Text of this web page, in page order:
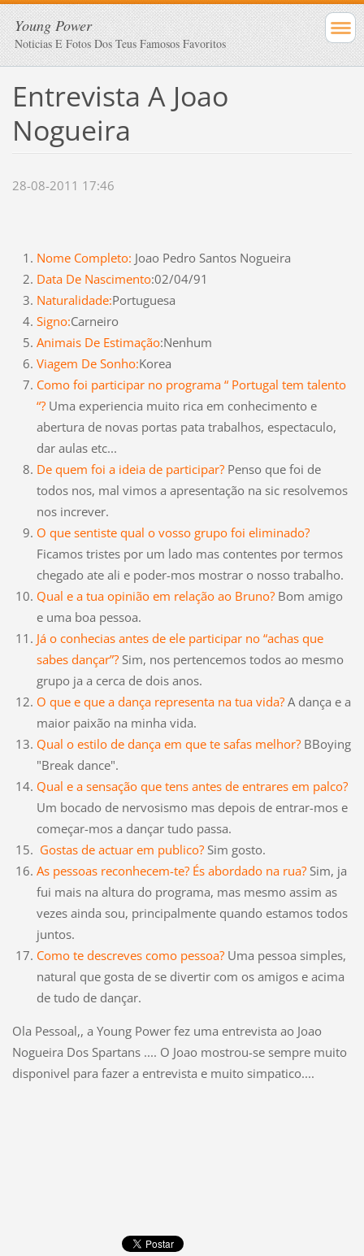
Young Power
Noticias E Fotos Dos Teus Famosos Favoritos
Entrevista A Joao
Nogueira
28-08-2011 17:46
Nome Completo: Joao Pedro Santos Nogueira
Data De Nascimento:02/04/91
Naturalidade:Portuguesa
Signo:Carneiro
Animais De Estimação:Nenhum
Viagem De Sonho:Korea
Como foi participar no programa “ Portugal tem talento
“? Uma experiencia muito rica em conhecimento e
abertura de novas portas pata trabalhos, espectaculo,
dar aulas etc...
De quem foi a ideia de participar?Penso que foi de
todos nos, mal vimos a apresentação na sic resolvemos
nos increver.
O que sentiste qual o vosso grupo foi eliminado?
Ficamos tristes por um lado mas contentes por termos
chegado ate ali e poder-mos mostrar o nosso trabalho.
Qual e a tua opinião em relação ao Bruno? Bom amigo
e uma boa pessoa.
Já o conhecias antes de ele participar no “achas que
sabes dançar”? Sim, nos pertencemos todos ao mesmo
grupo ja a cerca de dois anos.
O que e que a dança representa na tua vida?A dança e a
maior paixão na minha vida.
Qual o estilo de dança em que te safas melhor?BBoying
"Break dance".
Qual e a sensação que tens antes de entrares em palco?
Um bocado de nervosismo mas depois de entrar-mos e
começar-mos a dançar tudo passa.
Gostas de actuar em publico?Sim gosto.
As pessoas reconhecem-te? És abordado na rua? Sim, ja
fui mais na altura do programa, mas mesmo assim as
vezes ainda sou, principalmente quando estamos todos
juntos.
Como te descreves como pessoa?Uma pessoa simples,
natural que gosta de se divertir com os amigos e acima
de tudo de dançar.
Ola Pessoal,, a Young Power fez uma entrevista ao Joao
Nogueira Dos Spartans .... O Joao mostrou-se sempre muito
disponivel para fazer a entrevista e muito simpatico....